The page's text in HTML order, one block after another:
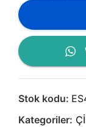
Stok kodu:
Kategoriler: